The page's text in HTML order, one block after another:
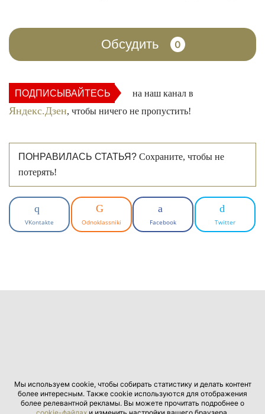
Обсудить 0
ПОДПИСЫВАЙТЕСЬ на наш канал в
Яндекс.Дзен, чтобы ничего не пропустить!
ПОНРАВИЛАСЬ СТАТЬЯ? Сохраните, чтобы не
потерять!
VKontakte Odnoklassniki Facebook Twitter
Мы используем cookie, чтобы собирать статистику и делать контент
более интересным. Также cookie используются для отображения
более релевантной рекламы. Вы можете прочитать подробнее о